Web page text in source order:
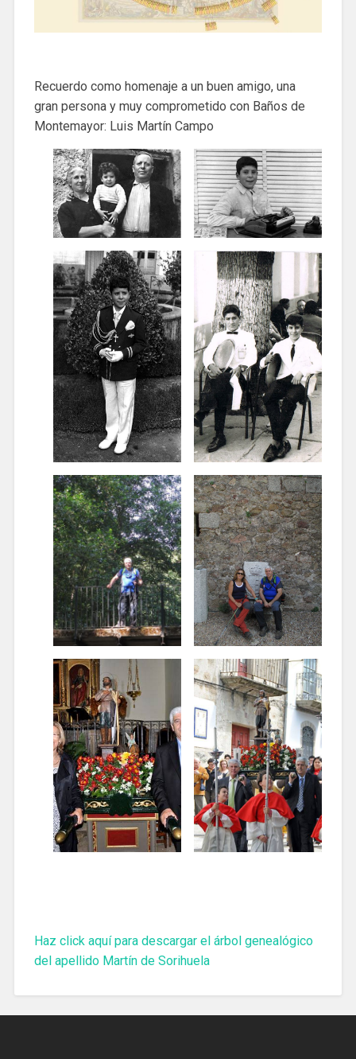
Recuerdo como homenaje a un buen amigo, una
gran persona y muy comprometido con Baños de
Montemayor: Luis Martín Campo
Haz click aquí para descargar el árbol genealógico
del apellido Martín de Sorihuela